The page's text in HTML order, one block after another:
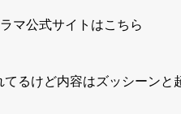
マ公式サイトはこちら
るけど内容はズッシーンと